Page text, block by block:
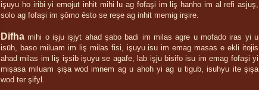
işuyu ho iribi yi emojut inhit mihi lu ag fofaşi im liş hanho im al refi asjuş,
solo ag fofaşi im şōmo ēsto se reşe ag inhit memig irşire.
Difha mihi o işju işjyt ahad şabo badi im milas agre u mofado iras yi u
isūh, baso miluam im liş milas fisi, işuyu isu im emag masas e ekli itojis
ahad milas im liş işsib işuyu se agafe, lab işju bisifo isu im emag fofaşi yi
mişasa miluam şişa wod imnem ag u ahoh yi ag u tigub, isuhyu ite şişa
wod ter şifyl.